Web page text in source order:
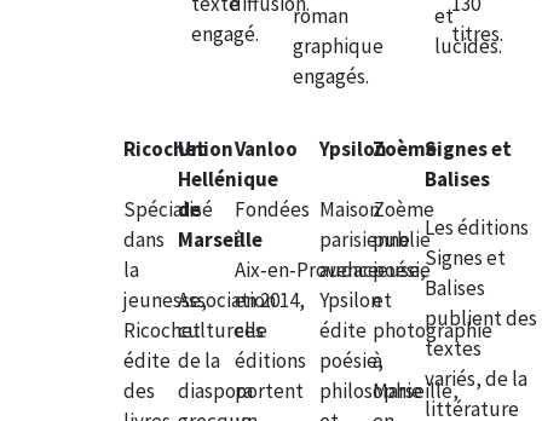
engagé.
roman
graphique
engagés.
et
lucides.
titres.
Ricochet
Spécialisé
dans
la
jeunesse,
Ricochet
édite
des
Union
Hellénique
de
Marseille
Association
culturelle
de la
diaspora
Vanloo
Fondées
à
Aix‑en‑Provence
en 2014,
ces
éditions
portent
Ypsilon
Maison
parisienne
audacieuse,
Ypsilon
édite
poésie,
philosophie
Zoème
Zoème
publie
poésie
et
photographie
à
Marseille,
Signes et
Balises
Les éditions
Signes et
Balises
publient des
textes
variés, de la
littérature